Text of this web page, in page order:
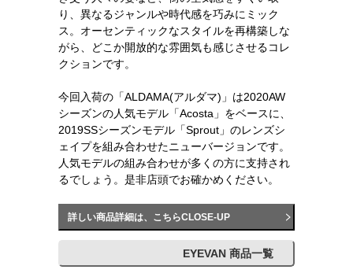
り、異なるジャンルや時代感を巧みにミック
ス。オーセンティックなスタイルを再構築しな
がら、どこか開放的な雰囲気も感じさせるコレ
クションです。
今回入荷の「ALDAMA(アルダマ)」は2020AW
シーズンの人気モデル「Acosta」をベースに、
2019SSシーズンモデル「Sprout」のレンズシ
ェイプを組み合わせたニューバージョンです。
人気モデルの組み合わせが多くの方に支持され
るでしょう。是非店頭でお確かめください。
詳しい商品詳細は、こちらCLOSE-UP
EYEVAN 商品一覧